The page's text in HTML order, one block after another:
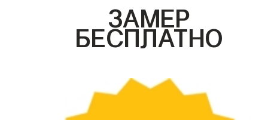
ЗАМЕР
БЕСПЛАТНО